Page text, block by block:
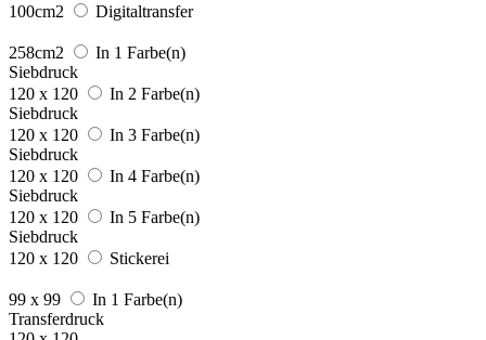
100cm2 Digitaltransfer
258cm2
In 1 Farbe(n)
Siebdruck
120 x 120
In 2 Farbe(n)
Siebdruck
120 x 120
In 3 Farbe(n)
Siebdruck
120 x 120
In 4 Farbe(n)
Siebdruck
120 x 120
In 5 Farbe(n)
Siebdruck
120 x 120
Stickerei
99 x 99
In 1 Farbe(n)
Transferdruck